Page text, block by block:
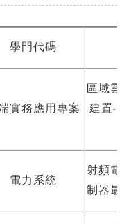
學門代碼
實務應用專案
區域雲
建置-
電力系統
射頻電
制器最